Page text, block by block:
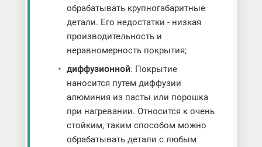
обрабатывать крупногабаритные
детали. Его недостатки - низкая
производительность и
неравномерность покрытия;
диффузионной. Покрытие
наносится путем диффузии
алюминия из пасты или порошка
при нагревании. Относится к очень
стойким, таким способом можно
обрабатывать детали с любым